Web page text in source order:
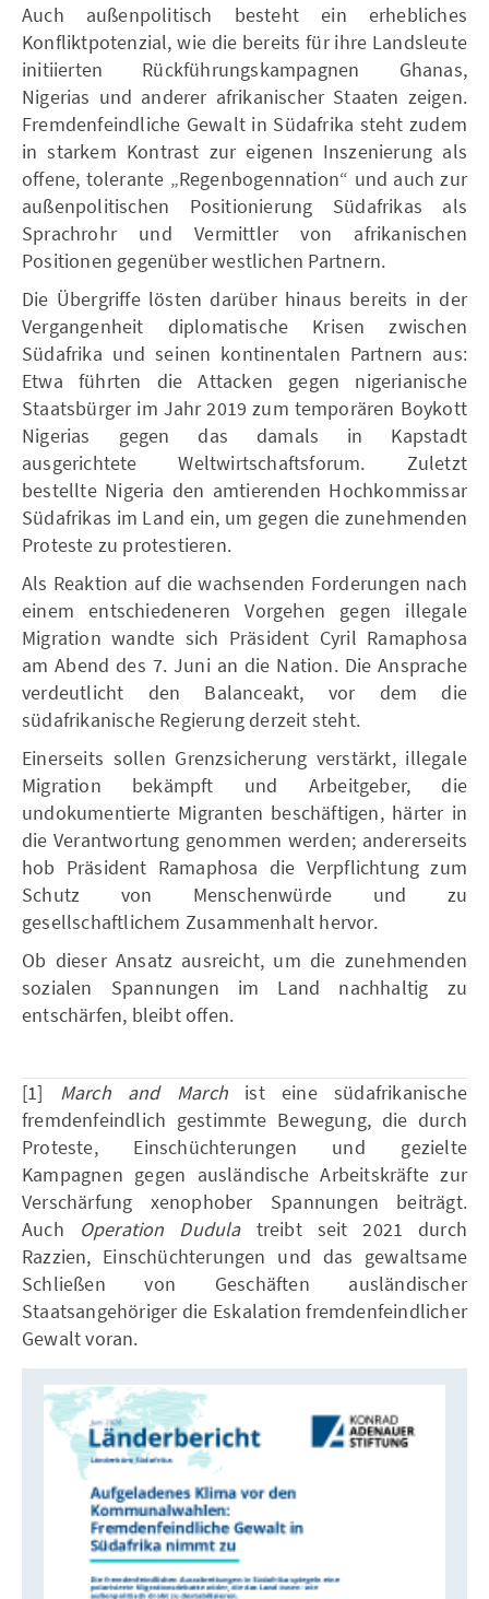
Auch außenpolitisch besteht ein erhebliches
Konfliktpotenzial, wie die bereits für ihre Landsleute
initiierten Rückführungskampagnen Ghanas,
Nigerias und anderer afrikanischer Staaten zeigen.
Fremdenfeindliche Gewalt in Südafrika steht zudem
in starkem Kontrast zur eigenen Inszenierung als
offene, tolerante „Regenbogennation“ und auch zur
außenpolitischen Positionierung Südafrikas als
Sprachrohr und Vermittler von afrikanischen
Positionen gegenüber westlichen Partnern.
Die Übergriffe lösten darüber hinaus bereits in der
Vergangenheit diplomatische Krisen zwischen
Südafrika und seinen kontinentalen Partnern aus:
Etwa führten die Attacken gegen nigerianische
Staatsbürger im Jahr 2019 zum temporären Boykott
Nigerias gegen das damals in Kapstadt
ausgerichtete Weltwirtschaftsforum. Zuletzt
bestellte Nigeria den amtierenden Hochkommissar
Südafrikas im Land ein, um gegen die zunehmenden
Proteste zu protestieren.
Als Reaktion auf die wachsenden Forderungen nach
einem entschiedeneren Vorgehen gegen illegale
Migration wandte sich Präsident Cyril Ramaphosa
am Abend des 7. Juni an die Nation. Die Ansprache
verdeutlicht den Balanceakt, vor dem die
südafrikanische Regierung derzeit steht.
Einerseits sollen Grenzsicherung verstärkt, illegale
Migration bekämpft und Arbeitgeber, die
undokumentierte Migranten beschäftigen, härter in
die Verantwortung genommen werden; andererseits
hob Präsident Ramaphosa die Verpflichtung zum
Schutz von Menschenwürde und zu
gesellschaftlichem Zusammenhalt hervor.
Ob dieser Ansatz ausreicht, um die zunehmenden
sozialen Spannungen im Land nachhaltig zu
entschärfen, bleibt offen.
[1] March and Marchist eine südafrikanische
fremdenfeindlich gestimmte Bewegung, die durch
Proteste, Einschüchterungen und gezielte
Kampagnen gegen ausländische Arbeitskräfte zur
Verschärfung xenophober Spannungen beiträgt.
Auch Operation Dudulatreibt seit 2021 durch
Razzien, Einschüchterungen und das gewaltsame
Schließen von Geschäften ausländischer
Staatsangehöriger die Eskalation fremdenfeindlicher
Gewalt voran.